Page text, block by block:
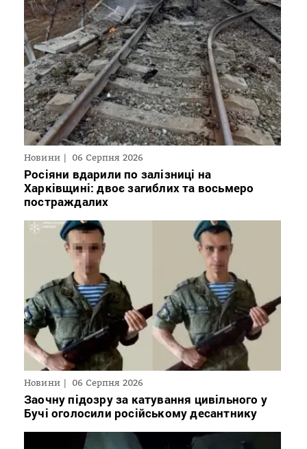
Новини 06 Серпня 2026
Росіяни вдарили по залізниці на
Харківщині: двоє загиблих та восьмеро
постраждалих
Новини 06 Серпня 2026
Заочну підозру за катування цивільного у
Бучі оголосили російському десантнику